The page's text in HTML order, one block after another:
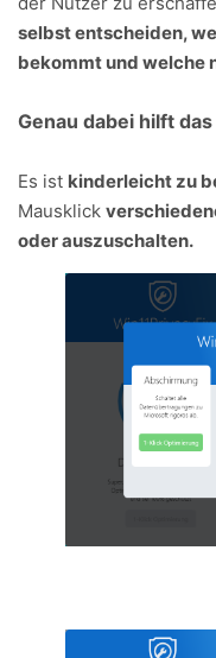
selbst entscheiden,
bekommt und welche
Genau dabei hilft
Es ist kinderleicht zu
Mausklick
oder auszuschalten.